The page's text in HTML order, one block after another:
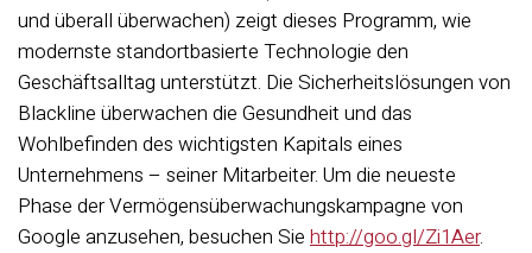
und überall überwachen) zeigt dieses Programm, wie
modernste standortbasierte Technologie den
Geschäftsalltag unterstützt. Die Sicherheitslösungen von
Blackline überwachen die Gesundheit und das
Wohlbefinden des wichtigsten Kapitals eines
Unternehmens – seiner Mitarbeiter. Um die neueste
Phase der Vermögensüberwachungskampagne von
Google anzusehen, besuchen Sie http://goo.gl/Zi1Aer.